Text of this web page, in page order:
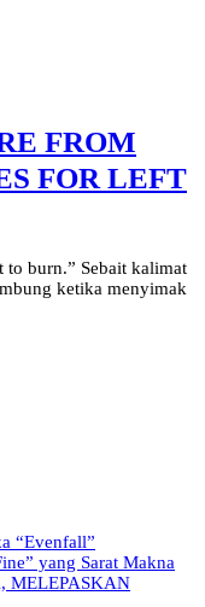
FROM
FOR LEFT
to burn.” Sebait kalimat
ketika menyimak
“Evenfall”
yang Sarat Makna
MELEPASKAN